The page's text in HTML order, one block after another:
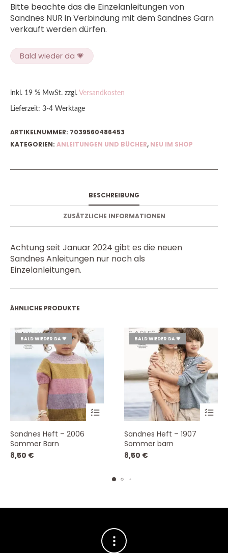
Bitte beachte das die Einzelanleitungen von
Sandnes NUR in Verbindung mit dem Sandnes Garn
verkauft werden dürfen.
Bald wieder da 💗
inkl. 19 % MwSt. zzgl. Versandkosten
Lieferzeit: 3-4 Werktage
ARTIKELNUMMER: 7039560486453
KATEGORIEN: ANLEITUNGEN UND BÜCHER, NEU IM SHOP
BESCHREIBUNG
ZUSÄTZLICHE INFORMATIONEN
Achtung seit Januar 2024 gibt es die neuen
Sandnes Anleitungen nur noch als
Einzelanleitungen.
ÄHNLICHE PRODUKTE
BALD WIEDER DA 💗
Sandnes Heft – 2006
Sommer Barn
8,50 €
BALD WIEDER DA 💗
Sandnes Heft – 1907
Sommer barn
8,50 €